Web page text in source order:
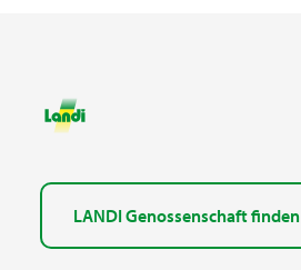
LANDI Genossenschaft finden